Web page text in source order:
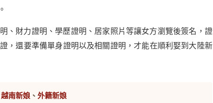
、財力證明、學歷證明、居家照片等讓女方瀏覽後簽名，證
，還要準備單身證明以及相關證明，才能在順利娶到大陸新
越南新娘 、外籍新娘